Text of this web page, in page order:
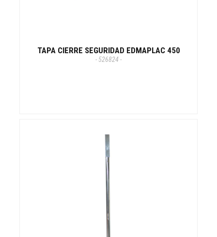
TAPA CIERRE SEGURIDAD EDMAPLAC 450
- 526824 -